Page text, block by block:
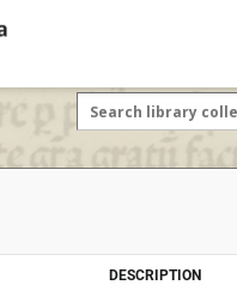
DESCRIPTION